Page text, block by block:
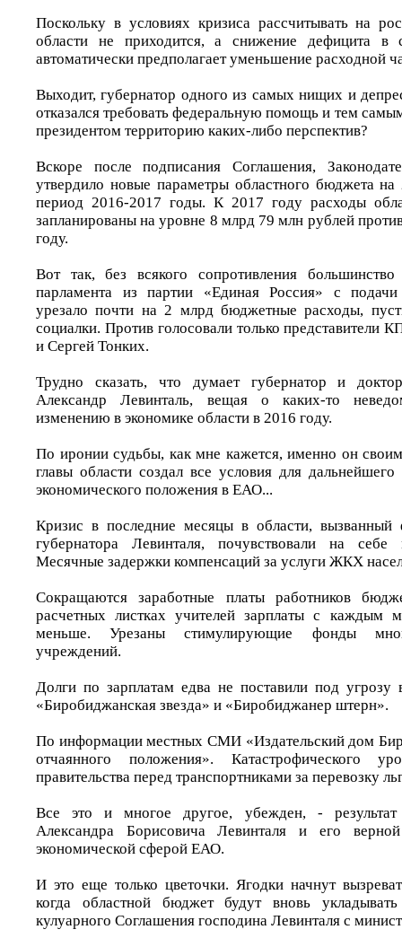
Поскольку в условиях кризиса рассчитывать на
области не приходится, а снижение дефицита в
автоматически предполагает уменьшение расходной
Выходит, губернатор одного из самых нищих и
отказался требовать федеральную помощь и тем
президентом территорию каких-либо перспектив?
Вскоре после подписания Соглашения,
утвердило новые параметры областного бюджета
период 2016-2017 годы. К 2017 году расходы
запланированы на уровне 8 млрд 79 млн рублей
году.
Вот так, без всякого сопротивления большинство
парламента из партии «Единая Россия» с подачи
урезало почти на 2 млрд бюджетные расходы,
социалки. Против голосовали только
и Сергей Тонких.
Трудно сказать, что думает губернатор и
Александр Левинталь, вещая о каких-то
изменению в экономике области в 2016 году.
По иронии судьбы, как мне кажется, именно он
главы области создал все условия для
экономического положения в ЕАО...
Кризис в последние месяцы в области, вызванный
губернатора Левинталя, почувствовали на
Месячные задержки компенсаций за услуги ЖКХ
Сокращаются заработные платы работников
расчетных листках учителей зарплаты с каждым
меньше. Урезаны стимулирующие фонды
учреждений.
Долги по зарплатам едва не поставили под угрозу
«Биробиджанская звезда» и «Биробиджанер штерн».
По информации местных СМИ «Издательский дом
отчаянного положения». Катастрофического
правительства перед транспортниками за перевозку
Все это и многое другое, убежден, - результат
Александра Борисовича Левинталя и его
экономической сферой ЕАО.
И это еще только цветочки. Ягодки начнут
когда областной бюджет будут вновь
кулуарного Соглашения господина Левинталя с